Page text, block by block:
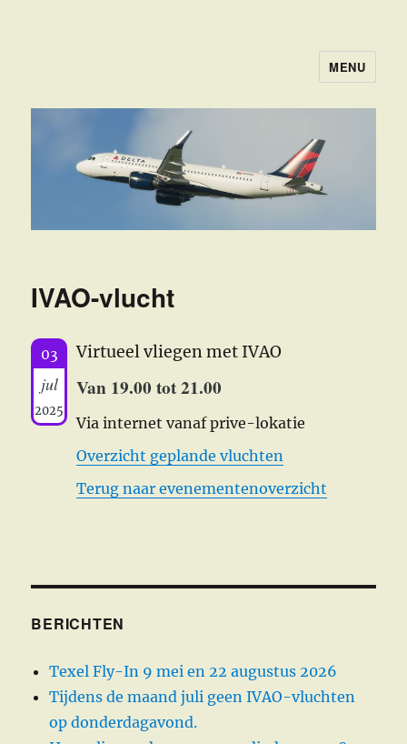
MENU
IVAO-vlucht
03
jul
2025
Virtueel vliegen met IVAO
Van 19.00 tot 21.00
Via internet vanaf prive-lokatie
Overzicht geplande vluchten
Terug naar evenementenoverzicht
BERICHTEN
Texel Fly-In 9 mei en 22 augustus 2026
Tijdens de maand juli geen IVAO-vluchten
op donderdagavond.